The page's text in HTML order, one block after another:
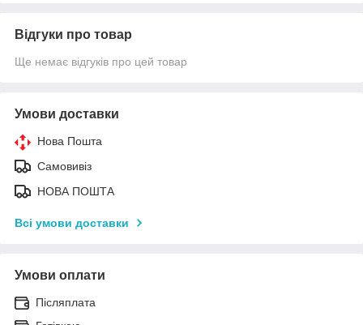
Відгуки про товар
Ще немає відгуків про цей товар
Умови доставки
Нова Пошта
Самовивіз
НОВА ПОШТА
Всі умови доставки
Умови оплати
Післяплата